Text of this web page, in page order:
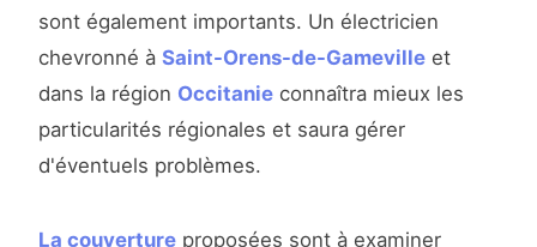
sont également importants. Un électricien
chevronné à Saint-Orens-de-Gameville et
dans la région Occitanie connaîtra mieux les
particularités régionales et saura gérer
d'éventuels problèmes.
La couverture proposées sont à examiner